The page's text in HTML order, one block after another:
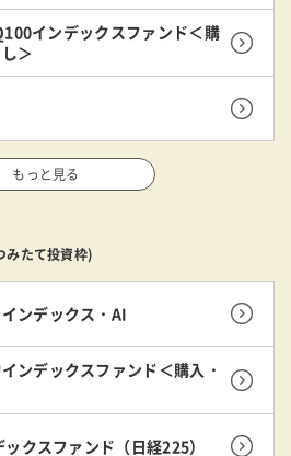
インデックスファンド＜購
＞
もっと見る
みたて投資枠)
ンデックス・AI
ンデックスファンド＜購入・
クスファンド（日経225）